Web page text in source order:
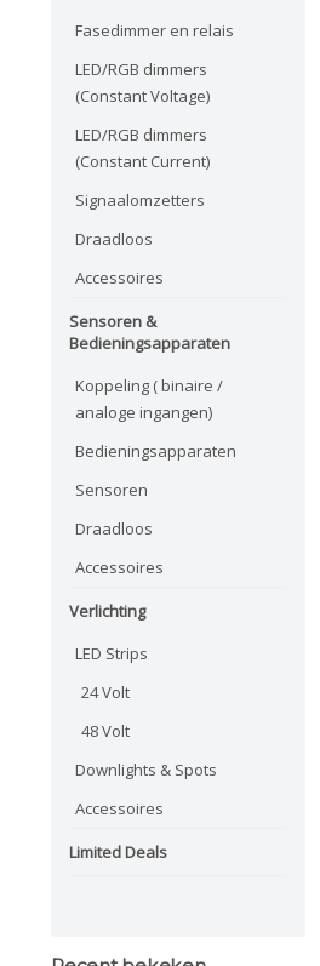
Fasedimmer en relais
LED/RGB dimmers
(Constant Voltage)
LED/RGB dimmers
(Constant Current)
Signaalomzetters
Draadloos
Accessoires
Sensoren &
Bedieningsapparaten
Koppeling ( binaire /
analoge ingangen)
Bedieningsapparaten
Sensoren
Draadloos
Accessoires
Verlichting
LED Strips
24 Volt
48 Volt
Downlights & Spots
Accessoires
Limited Deals